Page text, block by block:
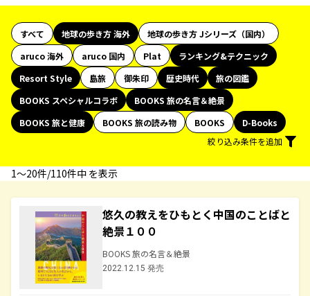
すべて 地球の歩き方 海外
地球の歩き方 Jシリーズ（国内）
aruco 海外
aruco 国内 Plat
ランキング&テクニック
Resort Style
島旅 御朱印 歴史時代
旅の図鑑
BOOKS スペシャルコラボ
BOOKS 旅の名言＆絶景
BOOKS 旅と健康
BOOKS 旅の読み物 BOOKS
D-Books
絞り込み条件を追加
1〜20件/110件中 を表示
悠久の教えをひもとく中国のことばと
絶景１００
BOOKS 旅の名言＆絶景
2022.12.15 発売